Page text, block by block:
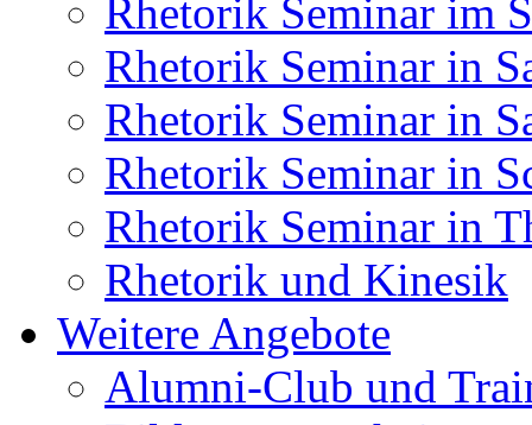
Rhetorik Seminar im
Rhetorik Seminar in
Rhetorik Seminar in
Rhetorik Seminar in
Rhetorik Seminar in
Rhetorik und Kinesik
Weitere Angebote
Alumni-Club und